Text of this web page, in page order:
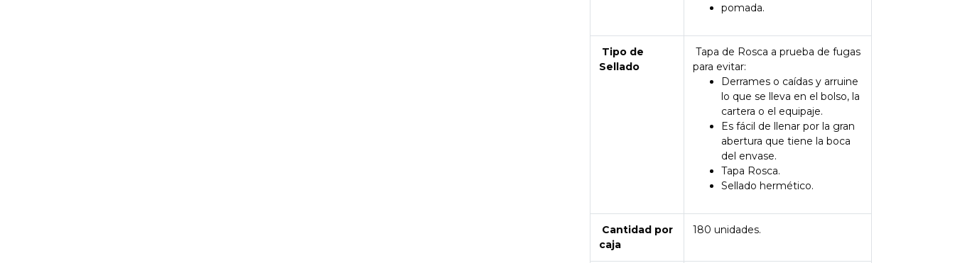
pomada.
Tipo de
Sellado
Tapa de Rosca a prueba de fugas
para evitar:
Derrames o caídas y arruine
lo que se lleva en el bolso, la
cartera o el equipaje.
Es fácil de llenar por la gran
abertura que tiene la boca
del envase.
Tapa Rosca.
Sellado hermético.
Cantidad por
caja
180 unidades.